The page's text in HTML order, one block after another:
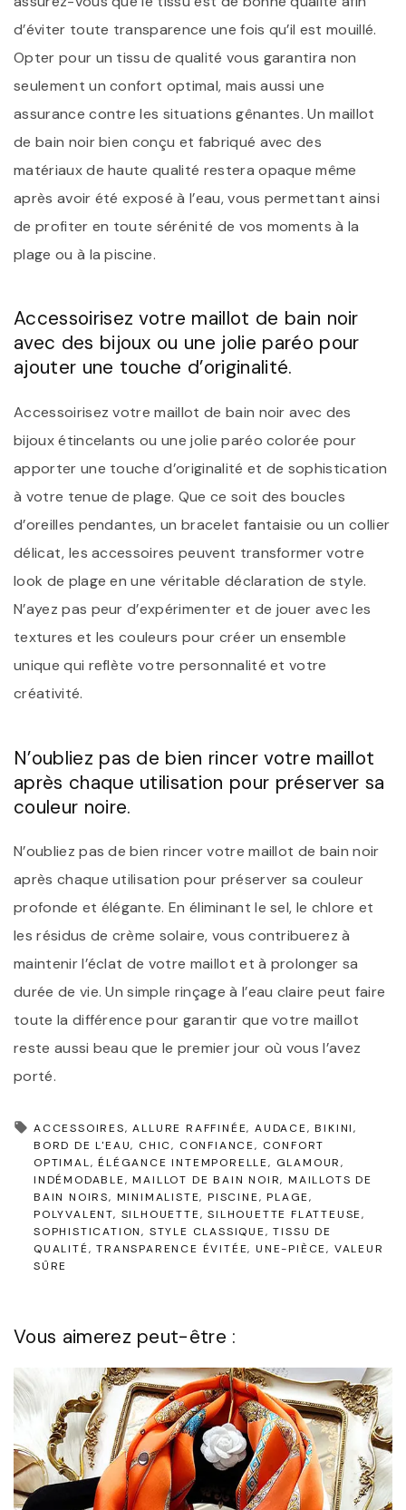
d’éviter toute transparence une fois qu’il est mouillé.
Opter pour un tissu de qualité vous garantira non
seulement un confort optimal, mais aussi une
assurance contre les situations gênantes. Un maillot
de bain noir bien conçu et fabriqué avec des
matériaux de haute qualité restera opaque même
après avoir été exposé à l’eau, vous permettant ainsi
de profiter en toute sérénité de vos moments à la
plage ou à la piscine.
Accessoirisez votre maillot de bain noir
avec des bijoux ou une jolie paréo pour
ajouter une touche d’originalité.
Accessoirisez votre maillot de bain noir avec des
bijoux étincelants ou une jolie paréo colorée pour
apporter une touche d’originalité et de sophistication
à votre tenue de plage. Que ce soit des boucles
d’oreilles pendantes, un bracelet fantaisie ou un collier
délicat, les accessoires peuvent transformer votre
look de plage en une véritable déclaration de style.
N’ayez pas peur d’expérimenter et de jouer avec les
textures et les couleurs pour créer un ensemble
unique qui reflète votre personnalité et votre
créativité.
N’oubliez pas de bien rincer votre maillot
après chaque utilisation pour préserver sa
couleur noire.
N’oubliez pas de bien rincer votre maillot de bain noir
après chaque utilisation pour préserver sa couleur
profonde et élégante. En éliminant le sel, le chlore et
les résidus de crème solaire, vous contribuerez à
maintenir l’éclat de votre maillot et à prolonger sa
durée de vie. Un simple rinçage à l’eau claire peut faire
toute la différence pour garantir que votre maillot
reste aussi beau que le premier jour où vous l’avez
porté.
ACCESSOIRES ALLURE RAFFINÉE AUDACE
BIKINI
BORD DE L'EAU CHIC CONFIANCE
CONFORT
OPTIMAL
ÉLÉGANCE INTEMPORELLE
GLAMOUR
INDÉMODABLE
MAILLOT DE BAIN NOIR MAILLOTS DE
BAIN NOIRS MINIMALISTE PISCINE
PLAGE
POLYVALENT SILHOUETTE
SILHOUETTE FLATTEUSE
SOPHISTICATION STYLE CLASSIQUE
TISSU DE
QUALITÉ
TRANSPARENCE ÉVITÉE UNE-PIÈCE VALEUR
SÛRE
Vous aimerez peut-être :